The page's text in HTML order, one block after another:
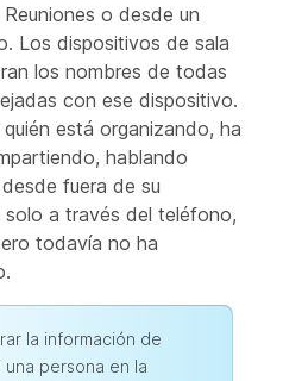
o desde un
Los dispositivos de sala
los nombres de todas
con ese dispositivo.
está organizando, ha
hablando
fuera de su
a través del teléfono,
todavía no ha
la información de
persona en la